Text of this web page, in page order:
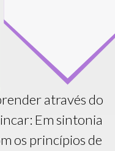
através do
Em sintonia
os princípios de